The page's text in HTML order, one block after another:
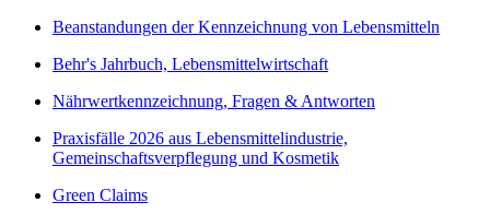
Beanstandungen der Kennzeichnung von Lebensmitteln
Behr's Jahrbuch, Lebensmittelwirtschaft
Nährwertkennzeichnung, Fragen & Antworten
Praxisfälle 2026 aus Lebensmittelindustrie,
Gemeinschaftsverpflegung und Kosmetik
Green Claims